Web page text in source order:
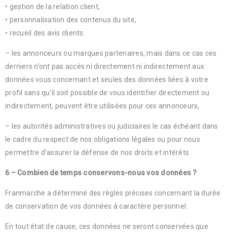
• gestion de la relation client,
• personnalisation des contenus du site,
• recueil des avis clients.
– les annonceurs ou marques partenaires, mais dans ce cas ces
derniers n’ont pas accès ni directement ni indirectement aux
données vous concernant et seules des données liées à votre
profil sans qu’il soit possible de vous identifier directement ou
indirectement, peuvent être utilisées pour ces annonceurs,
– les autorités administratives ou judiciaires le cas échéant dans
le cadre du respect de nos obligations légales ou pour nous
permettre d’assurer la défense de nos droits et intérêts.
6 – Combien de temps conservons-nous vos données ?
Franmarche a déterminé des règles précises concernant la durée
de conservation de vos données à caractère personnel.
En tout état de cause, ces données ne seront conservées que